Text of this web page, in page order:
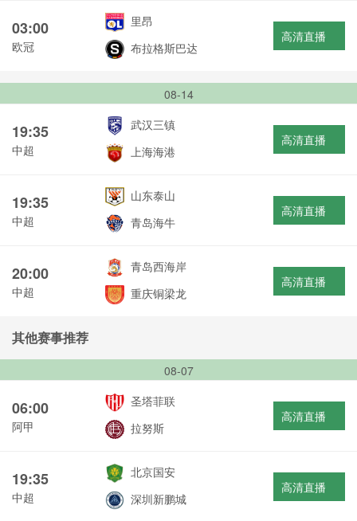
03:00
欧冠
里昂
布拉格斯巴达
高清直播
08-14
19:35
中超
武汉三镇
上海海港
高清直播
19:35
中超
山东泰山
青岛海牛
高清直播
20:00
中超
青岛西海岸
重庆铜梁龙
高清直播
其他赛事推荐
08-07
06:00
阿甲
圣塔菲联
拉努斯
高清直播
19:35
中超
北京国安
深圳新鹏城
高清直播